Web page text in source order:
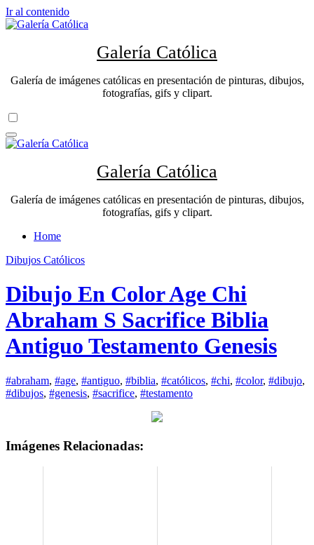
Ir al contenido
Galería Católica
Galería de imágenes católicas en presentación de pinturas, dibujos,
fotografías, gifs y clipart.
Galería Católica
Galería de imágenes católicas en presentación de pinturas, dibujos,
fotografías, gifs y clipart.
Home
Dibujos Católicos
Dibujo En Color Age Chi
Abraham S Sacrifice Biblia
Antiguo Testamento Genesis
#abraham, #age, #antiguo, #biblia, #católicos, #chi, #color, #dibujo,
#dibujos, #genesis, #sacrifice, #testamento
Imágenes Relacionadas: